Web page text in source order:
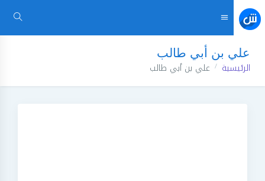
علي بن أبي طالب
الرئيسية علي بن أبي طالب